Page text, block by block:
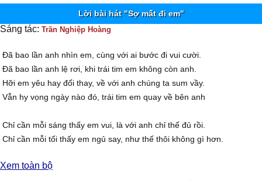
Lời bài hát "Sợ mất đi em"
Sáng tác: Trần Nghiệp Hoàng
Đã bao lần anh nhìn em, cùng với ai bước đi vui cười.
Đã bao lần anh lệ rơi, khi trái tim em không còn anh.
Hỡi em yêu hay đổi thay, về với anh chúng ta sum vầy.
Vẫn hy vọng ngày nào đó, trái tim em quay về bên anh
Chỉ cần mỗi sáng thấy em vui, là với anh chỉ thế đủ rồi.
Chỉ cần mỗi tối thấy em ngủ say, như thế thôi không gì hơn.
Nguyện cầu sóng gió sẽ qua đi, để đôi ta gặp lại nhau.
Xem toàn bộ